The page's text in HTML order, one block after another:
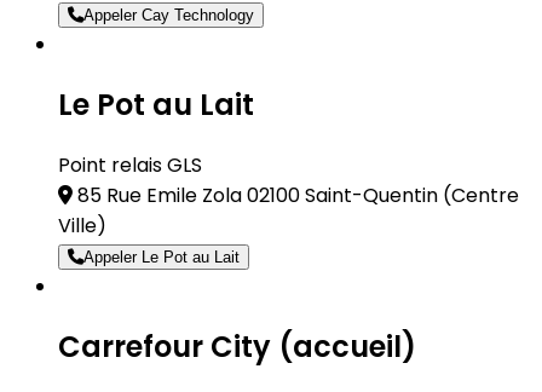
Appeler Cay Technology
Le Pot au Lait
Point relais GLS
85 Rue Emile Zola 02100 Saint-Quentin (Centre
Ville)
Appeler Le Pot au Lait
Carrefour City (accueil)